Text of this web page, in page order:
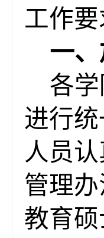
工作要
一、
各
进行统
人员
管理
教育